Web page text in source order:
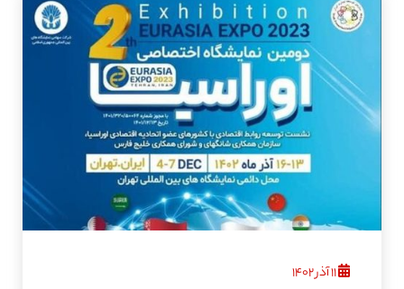
۱۱ آذر ۱۴۰۲